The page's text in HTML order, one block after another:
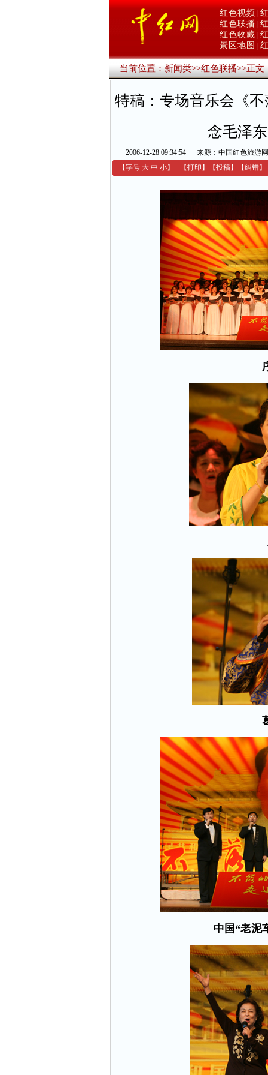
红色视频
红色联播
红色收藏
景区地图
当前位置：新闻类>>红色联播>>正文
特稿：专场音乐会《
念毛泽
2006-12-28 09:34:54
来源：中国红色旅游网
【字号 大 中 小】 【打印 】 【投稿】 【纠错】
中国“老泥